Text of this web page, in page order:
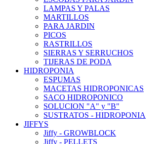
LAMPAS Y PALAS
MARTILLOS
PARA JARDIN
PICOS
RASTRILLOS
SIERRAS Y SERRUCHOS
TIJERAS DE PODA
HIDROPONIA
ESPUMAS
MACETAS HIDROPONICAS
SACO HIDROPONICO
SOLUCION "A" y "B"
SUSTRATOS - HIDROPONIA
JIFFYS
Jiffy - GROWBLOCK
Jiffy - PELLETS